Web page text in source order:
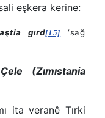
eşkera kerine:
gırd[15]
‘sağ
(Zımıstania
ita veranê Tırki